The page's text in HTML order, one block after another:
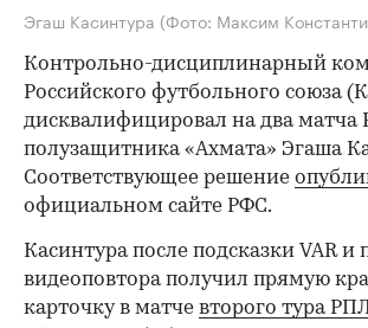
Эгаш Касинтура (Фото: Максим
Контрольно-дисциплинарный
Российского футбольного союза
дисквалифицировал на два матча
полузащитника «Ахмата» Эгаша
Соответствующее решение
официальном сайте РФС.
Касинтура после подсказки VAR и
видеоповтора получил прямую
карточку в матче второго тура